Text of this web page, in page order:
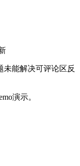
未能解决可评论区反
演示。